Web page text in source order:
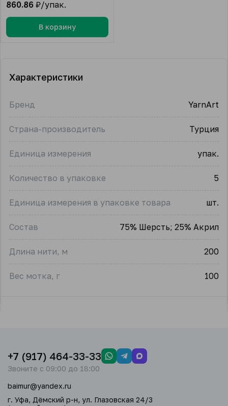
860.86 ₽/упак.
В корзину
Характеристики
Бренд YarnArt
Страна-производитель Турция
Единица измерения упак.
Количество в упаковке 5
Единица измерения в упаковке товара шт.
Состав 75% Шерсть; 25% Акрил
Длина нити, м 200
Вес мотка, г 100
+7 (917) 464-33-33
Звоните с 09:00 до 18:00
baimur@yandex.ru
г. Уфа, Дёмский р-н, ул. Глазовская 24/3